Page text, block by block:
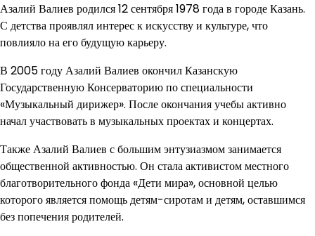
Азалий Валиев родился 12 сентября 1978 года в городе Казань.
С детства проявлял интерес к искусству и культуре, что
повлияло на его будущую карьеру.
В 2005 году Азалий Валиев окончил Казанскую
Государственную Консерваторию по специальности
«Музыкальный дирижер». После окончания учебы активно
начал участвовать в музыкальных проектах и концертах.
Также Азалий Валиев с большим энтузиазмом занимается
общественной активностью. Он стала активистом местного
благотворительного фонда «Дети мира», основной целью
которого является помощь детям-сиротам и детям, оставшимся
без попечения родителей.